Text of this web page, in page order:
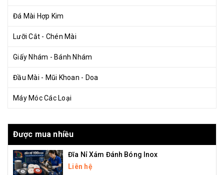
Đá Mài Hợp Kim
Lưỡi Cắt - Chén Mài
Giấy Nhám - Bánh Nhám
Đầu Mài - Mũi Khoan - Doa
Máy Móc Các Loại
Được mua nhiều
Đĩa Nỉ Xám Đánh Bóng Inox
Liên hệ